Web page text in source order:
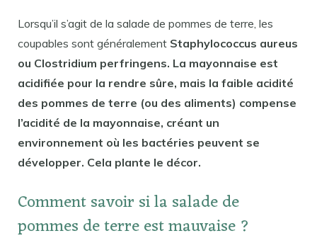
Lorsqu’il s’agit de la salade de pommes de terre, les
coupables sont généralement Staphylococcus aureus
ou Clostridium perfringens. La mayonnaise est
acidifiée pour la rendre sûre, mais la faible acidité
des pommes de terre (ou des aliments) compense
l’acidité de la mayonnaise, créant un
environnement où les bactéries peuvent se
développer. Cela plante le décor.
Comment savoir si la salade de
pommes de terre est mauvaise ?